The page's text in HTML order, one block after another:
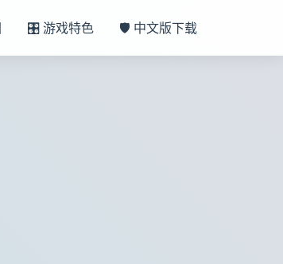
🎛️ 游戏特色 🛡️ 中文版下载